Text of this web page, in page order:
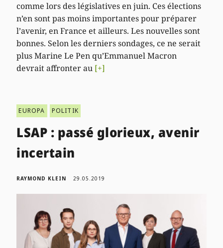
comme lors des législatives en juin. Ces élections
n’en sont pas moins importantes pour préparer
l’avenir, en France et ailleurs. Les nouvelles sont
bonnes. Selon les derniers sondages, ce ne serait
plus Marine Le Pen qu’Emmanuel Macron
devrait affronter au [+]
EUROPA POLITIK
LSAP : passé glorieux, avenir
incertain
RAYMOND KLEIN 29.05.2019